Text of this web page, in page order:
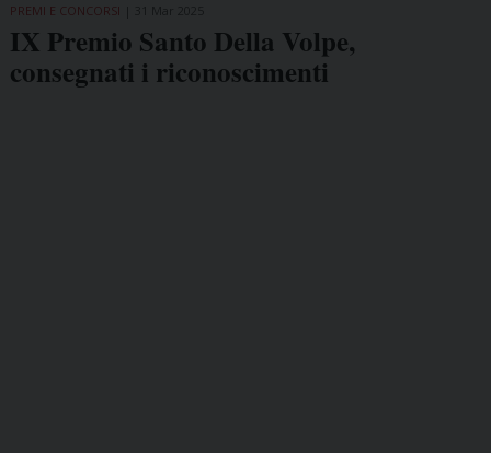
PREMI E CONCORSI
IX Premio Santo Della Volpe,
consegnati i riconoscimenti